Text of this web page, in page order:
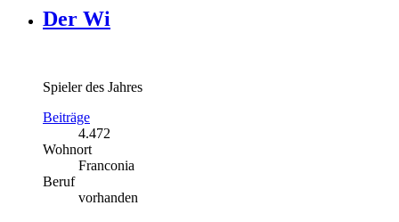
Der Wi
Spieler des Jahres
Beiträge
4.472
Wohnort
Franconia
Beruf
vorhanden